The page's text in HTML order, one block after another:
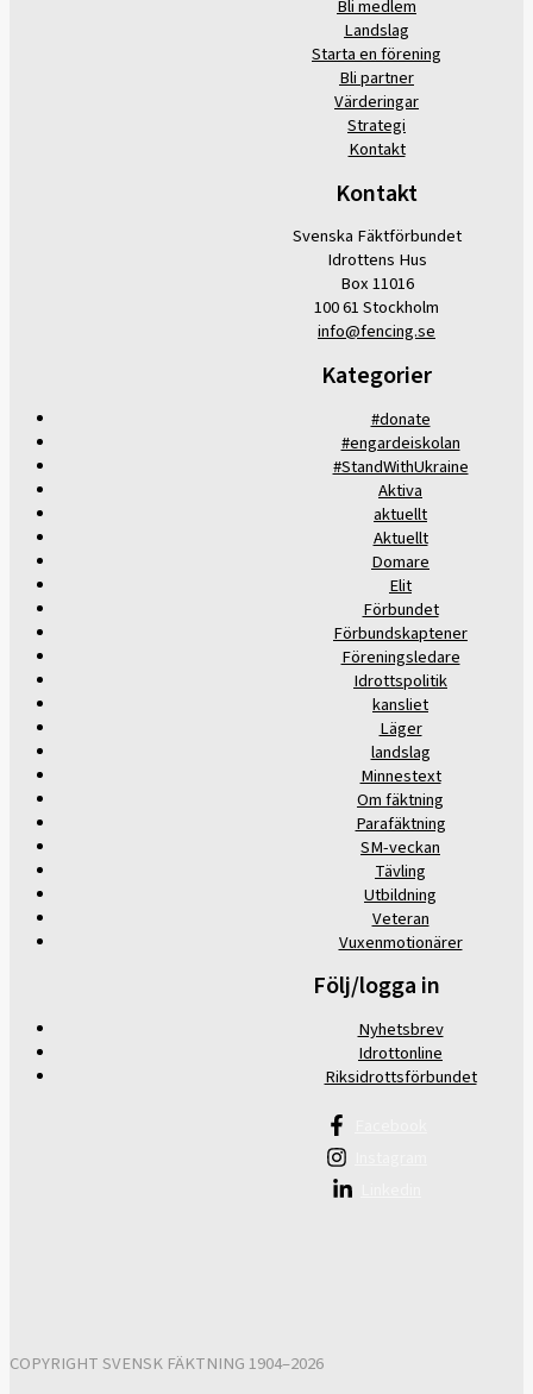
Bli medlem
Landslag
Starta en förening
Bli partner
Värderingar
Strategi
Kontakt
Kontakt
Svenska Fäktförbundet
Idrottens Hus
Box 11016
100 61 Stockholm
info@fencing.se
Kategorier
#donate
#engardeiskolan
#StandWithUkraine
Aktiva
aktuellt
Aktuellt
Domare
Elit
Förbundet
Förbundskaptener
Föreningsledare
Idrottspolitik
kansliet
Läger
landslag
Minnestext
Om fäktning
Parafäktning
SM-veckan
Tävling
Utbildning
Veteran
Vuxenmotionärer
Följ/logga in
Nyhetsbrev
Idrottonline
Riksidrottsförbundet
COPYRIGHT SVENSK FÄKTNING 1904–2026